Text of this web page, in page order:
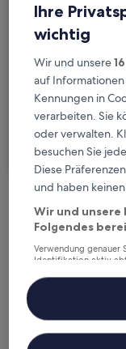
Daten
Sa., 22.
Gäste
2 Reisende,
Ich reise
Verdiene
Mehr
Ihre
wichtig
Wir und unsere16
auf
Kennungen in
verarbeiten. Sie
oder verwalten.
besuchen Sie
Diese
und haben
Wir und unsere
Folgendes
Verwendung genauer
Identifikation aktiv
Inhalte, Messung von
Liste der Partner